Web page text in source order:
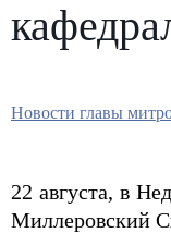
Новости главы
22 августа, в
Миллеровский